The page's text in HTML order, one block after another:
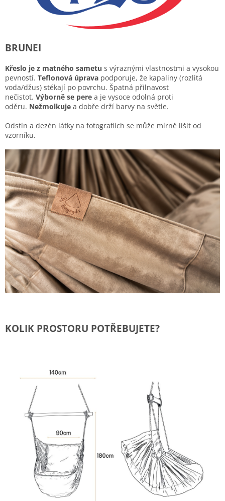
BRUNEI
Křeslo je z matného sametu s výraznými vlastnostmi a vysokou
pevností. Teflonová úprava podporuje, že kapaliny (rozlitá
voda/džus) stékají po povrchu. Špatná přilnavost
nečistot. Výborně se pere a je vysoce odolná proti
oděru. Nežmolkuje a dobře drží barvy na světle.
Odstín a dezén látky na fotografiích se může mírně lišit od
vzorníku.
KOLIK PROSTORU POTŘEBUJETE?